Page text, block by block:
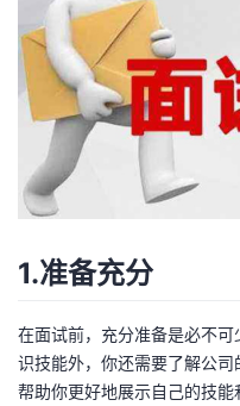
1.准备充分
在面试前，充分准备是必不
识技能外，你还需要了解公
帮助你更好地展示自己的技